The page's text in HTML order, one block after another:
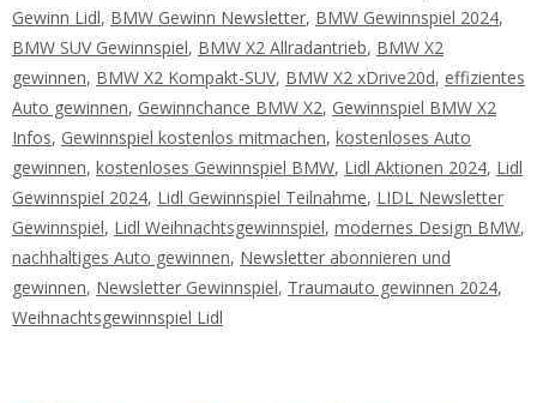
Gewinn Lidl, BMW Gewinn Newsletter, BMW Gewinnspiel 2024,
BMW SUV Gewinnspiel, BMW X2 Allradantrieb, BMW X2
gewinnen, BMW X2 Kompakt-SUV, BMW X2 xDrive20d, effizientes
Auto gewinnen, Gewinnchance BMW X2, Gewinnspiel BMW X2
Infos, Gewinnspiel kostenlos mitmachen, kostenloses Auto
gewinnen, kostenloses Gewinnspiel BMW, Lidl Aktionen 2024, Lidl
Gewinnspiel 2024, Lidl Gewinnspiel Teilnahme, LIDL Newsletter
Gewinnspiel, Lidl Weihnachtsgewinnspiel, modernes Design BMW,
nachhaltiges Auto gewinnen, Newsletter abonnieren und
gewinnen, Newsletter Gewinnspiel, Traumauto gewinnen 2024,
Weihnachtsgewinnspiel Lidl